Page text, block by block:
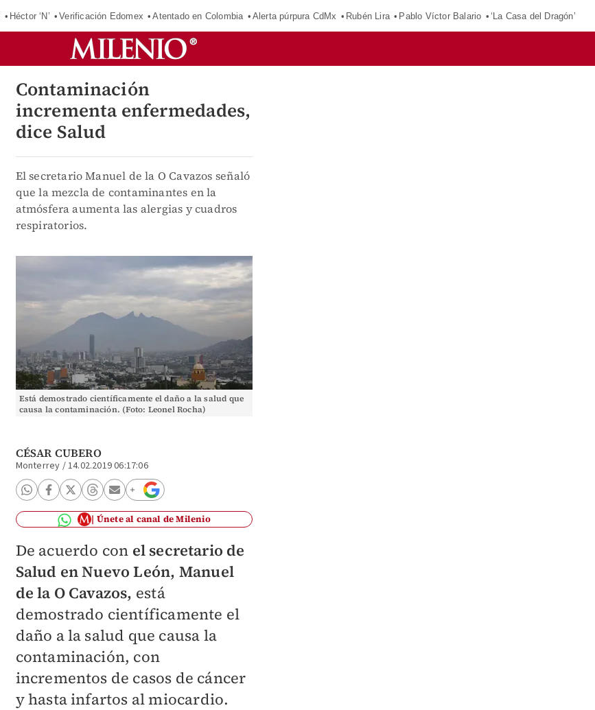
Héctor ‘N’ Verificación Edomex Atentado en Colombia Alerta púrpura CdMx Rubén Lira Pablo Víctor Balario ‘La Casa del Dragón’
Contaminación
incrementa enfermedades,
dice Salud
El secretario Manuel de la O Cavazos señaló
que la mezcla de contaminantes en la
atmósfera aumenta las alergias y cuadros
respiratorios.
Está demostrado científicamente el daño a la salud que
causa la contaminación. (Foto: Leonel Rocha)
CÉSAR CUBERO
Monterrey /14.02.2019 06:17:06
Únete al canal de Milenio
De acuerdo con el secretario de
Salud en Nuevo León, Manuel
de la O Cavazos, está
demostrado científicamente el
daño a la salud que causa la
contaminación, con
incrementos de casos de cáncer
y hasta infartos al miocardio.